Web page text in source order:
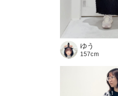
ゆう
157cm